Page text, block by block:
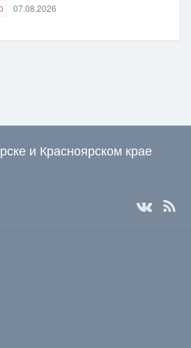
07.08.2026
и Красноярском крае